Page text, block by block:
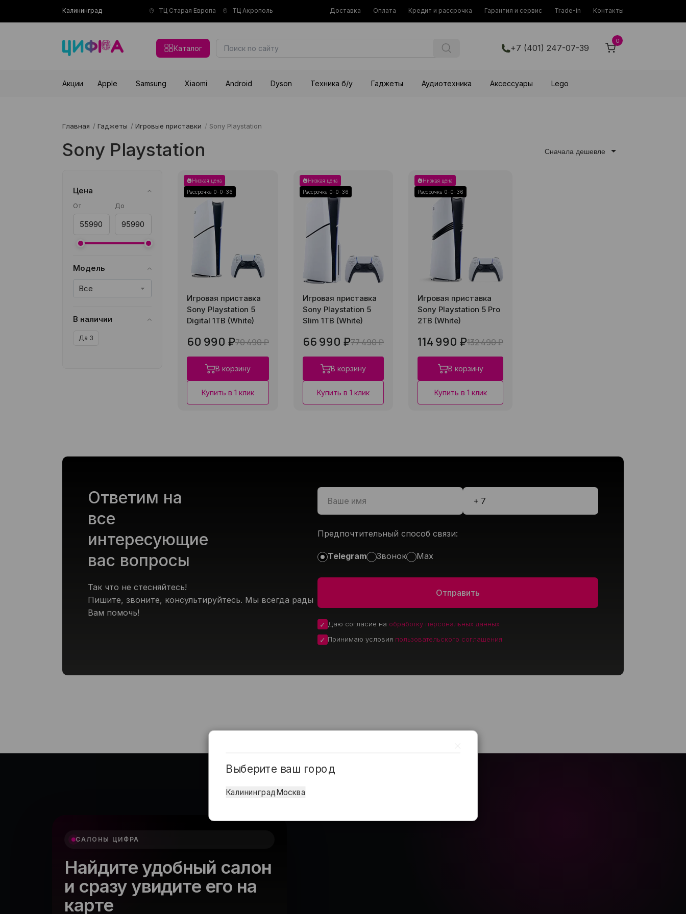
Калининград ТЦ Старая Европа ТЦ Акрополь Доставка Оплата Кредит и рассрочка Гарантия и сервис Trade-in Контакты
Каталог +7 (401) 247-07-39
0
Акции Apple Samsung Xiaomi Android Dyson Техника б/у Гаджеты Аудиотехника Аксессуары Lego
Главная / Гаджеты / Игровые приставки / Sony Playstation
Sony Playstation Сначала дешевле
Цена
От До
Модель
Все
В наличии
Да 3
Низкая цена
Рассрочка 0-0-36
Игровая приставка
Sony Playstation 5
Digital 1TB (White)
60 990 ₽70 490 ₽
В корзину
Купить в 1 клик
Низкая цена
Рассрочка 0-0-36
Игровая приставка
Sony Playstation 5
Slim 1TB (White)
66 990 ₽77 490 ₽
В корзину
Купить в 1 клик
Низкая цена
Рассрочка 0-0-36
Игровая приставка
Sony Playstation 5 Pro
2TB (White)
114 990 ₽132 490 ₽
В корзину
Купить в 1 клик
Ответим на
все
интересующие
вас вопросы
Так что не стесняйтесь!
Пишите, звоните, консультируйтесь. Мы всегда рады
Вам помочь!
Предпочтительный способ связи:
Telegram Звонок Max
Даю согласие на обработку персональных данных
Принимаю условия пользовательского соглашения
САЛОНЫ ЦИФРА
Найдите удобный салон
и сразу увидите его на
карте
Выберите ваш город
КалининградМосква